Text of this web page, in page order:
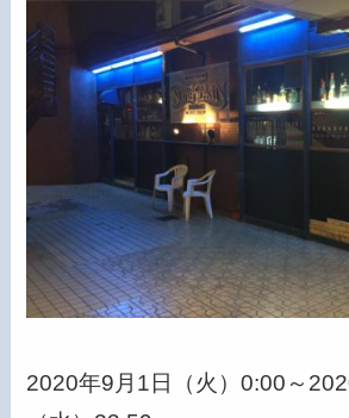
2020年9月1日（火）0:00～